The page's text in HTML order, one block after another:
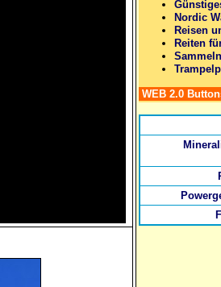
Nordic
Reisen
Reiten
WEB 2.0